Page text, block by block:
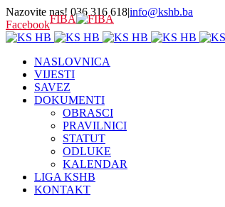
Nazovite nas! 036 316 618|info@kshb.ba
FacebookFIBA
NASLOVNICA
VIJESTI
SAVEZ
DOKUMENTI
OBRASCI
PRAVILNICI
STATUT
ODLUKE
KALENDAR
LIGA KSHB
KONTAKT